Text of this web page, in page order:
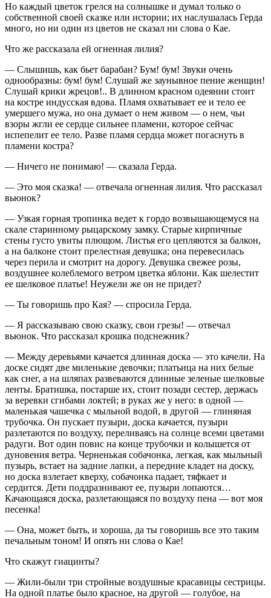
Но каждый цветок грелся на солнышке и думал только о
собственной своей сказке или истории; их наслушалась Герда
много, но ни один из цветов не сказал ни слова о Кае.
Что же рассказала ей огненная лилия?
— Слышишь, как бьет барабан? Бум! бум! Звуки очень
однообразны: бум! бум! Слушай же заунывное пение женщин!
Слушай крики жрецов!.. В длинном красном одеянии стоит
на костре индусская вдова. Пламя охватывает ее и тело ее
умершего мужа, но она думает о нем живом — о нем, чьи
взоры жгли ее сердце сильнее пламени, которое сейчас
испепелит ее тело. Разве пламя сердца может погаснуть в
пламени костра?
— Ничего не понимаю! — сказала Герда.
— Это моя сказка! — отвечала огненная лилия. Что рассказал
вьюнок?
— Узкая горная тропинка ведет к гордо возвышающемуся на
скале старинному рыцарскому замку. Старые кирпичные
стены густо увиты плющом. Листья его цепляются за балкон,
а на балконе стоит прелестная девушка; она перевесилась
через перила и смотрит на дорогу. Девушка свежее розы,
воздушнее колеблемого ветром цветка яблони. Как шелестит
ее шелковое платье! Неужели же он не придет?
— Ты говоришь про Кая? — спросила Герда.
— Я рассказываю свою сказку, свои грезы! — отвечал
вьюнок. Что рассказал крошка подснежник?
— Между деревьями качается длинная доска — это качели. На
доске сидят две миленькие девочки; платьица на них белые
как снег, а на шляпах развеваются длинные зеленые шелковые
ленты. Братишка, постарше их, стоит позади сестер, держась
за веревки сгибами локтей; в руках же у него: в одной —
маленькая чашечка с мыльной водой, в другой — глиняная
трубочка. Он пускает пузыри, доска качается, пузыри
разлетаются по воздуху, переливаясь на солнце всеми цветами
радуги. Вот один повис на конце трубочки и колышется от
дуновения ветра. Черненькая собачонка, легкая, как мыльный
пузырь, встает на задние лапки, а передние кладет на доску,
но доска взлетает кверху, собачонка падает, тяфкает и
сердится. Дети поддразнивают ее, пузыри лопаются…
Качающаяся доска, разлетающаяся по воздуху пена — вот моя
песенка!
— Она, может быть, и хороша, да ты говоришь все это таким
печальным тоном! И опять ни слова о Кае!
Что скажут гиацинты?
— Жили-были три стройные воздушные красавицы сестрицы.
На одной платье было красное, на другой — голубое, на